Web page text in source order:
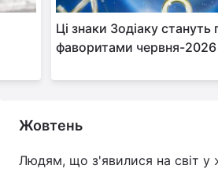
Ці знаки Зодіаку
фаворитами червня-2026
Жовтень
Людям, що з'явилися на світ у